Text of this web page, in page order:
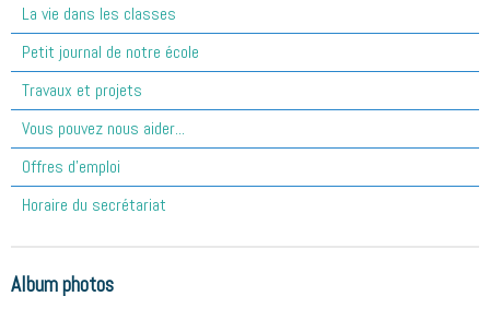
La vie dans les classes
Petit journal de notre école
Travaux et projets
Vous pouvez nous aider...
Offres d'emploi
Horaire du secrétariat
Album photos